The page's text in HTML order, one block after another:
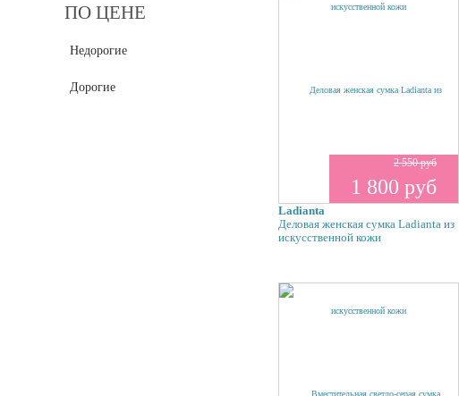
ПО ЦЕНЕ
Недорогие
Дорогие
2 550 руб
1 800 руб
Ladianta
Деловая женская сумка Ladianta из
искусственной кожи